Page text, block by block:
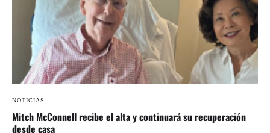
NOTICIAS
Mitch McConnell recibe el alta y continuará su recuperación
desde casa